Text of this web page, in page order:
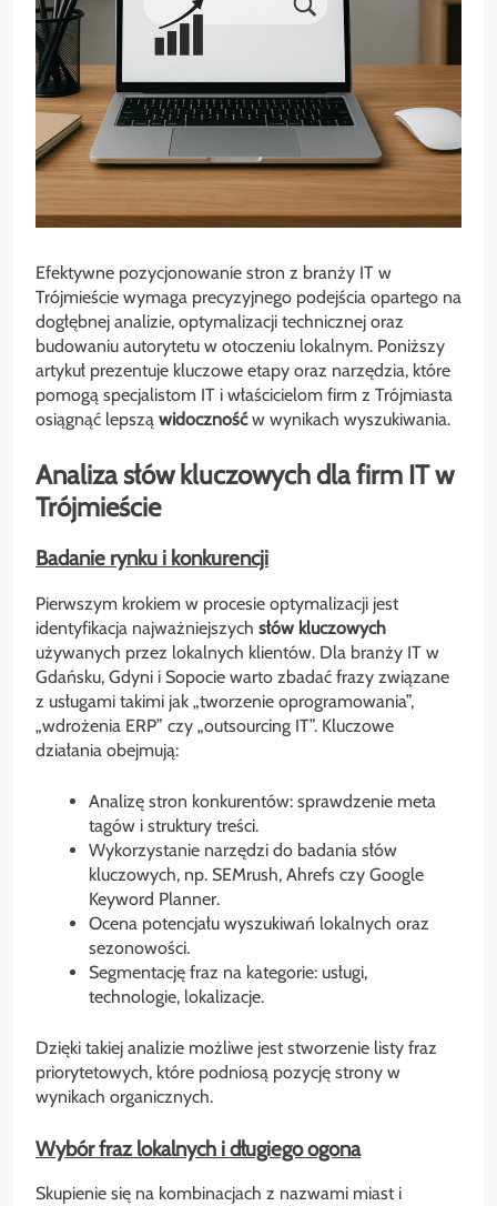
Efektywne pozycjonowanie stron z branży IT w
Trójmieście wymaga precyzyjnego podejścia opartego na
dogłębnej analizie, optymalizacji technicznej oraz
budowaniu autorytetu w otoczeniu lokalnym. Poniższy
artykuł prezentuje kluczowe etapy oraz narzędzia, które
pomogą specjalistom IT i właścicielom firm z Trójmiasta
osiągnąć lepszą widocznośćw wynikach wyszukiwania.
Analiza słów kluczowych dla firm IT w
Trójmieście
Badanie rynku i konkurencji
Pierwszym krokiem w procesie optymalizacji jest
identyfikacja najważniejszych słów kluczowych
używanych przez lokalnych klientów. Dla branży IT w
Gdańsku, Gdyni i Sopocie warto zbadać frazy związane
z usługami takimi jak „tworzenie oprogramowania”,
„wdrożenia ERP” czy „outsourcing IT”. Kluczowe
działania obejmują:
Analizę stron konkurentów: sprawdzenie meta
tagów i struktury treści.
Wykorzystanie narzędzi do badania słów
kluczowych, np. SEMrush, Ahrefs czy Google
Keyword Planner.
Ocena potencjału wyszukiwań lokalnych oraz
sezonowości.
Segmentację fraz na kategorie: usługi,
technologie, lokalizacje.
Dzięki takiej analizie możliwe jest stworzenie listy fraz
priorytetowych, które podniosą pozycję strony w
wynikach organicznych.
Wybór fraz lokalnych i długiego ogona
Skupienie się na kombinacjach z nazwami miast i